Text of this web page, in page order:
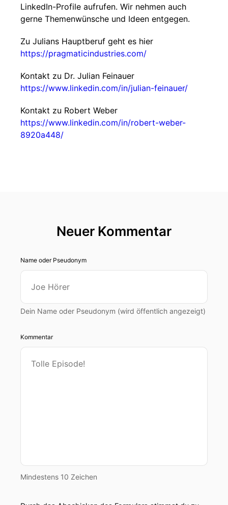
LinkedIn-Profile aufrufen. Wir nehmen auch
gerne Themenwünsche und Ideen entgegen.
Zu Julians Hauptberuf geht es hier
https://pragmaticindustries.com/
Kontakt zu Dr. Julian Feinauer
https://www.linkedin.com/in/julian-feinauer/
Kontakt zu Robert Weber
https://www.linkedin.com/in/robert-weber-
8920a448/
Neuer Kommentar
Name oder Pseudonym
Dein Name oder Pseudonym (wird öffentlich angezeigt)
Kommentar
Mindestens 10 Zeichen